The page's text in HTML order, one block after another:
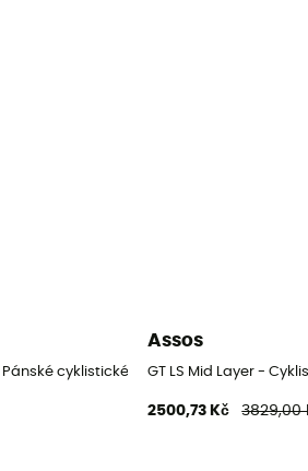
Pánské cyklistické dres
Assos
GT LS Mid Layer -
2500,73 Kč 3829,00